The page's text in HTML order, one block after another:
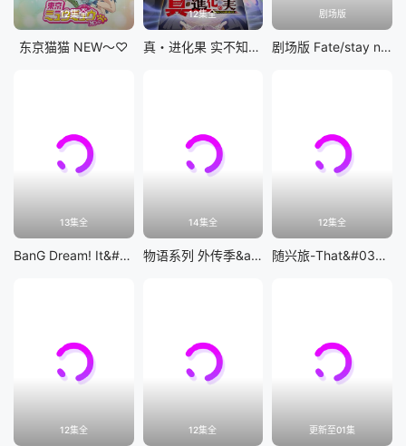
12集全
东京猫猫 NEW～♡
12集全
真・进化果 实不知不觉踏上胜利的人生
剧场版
剧场版 Fate/stay night [Heaven&#039;s Feel] III.spring song
13集全
BanG Dream! It&#039;s MyGO!!!!!
14集全
物语系列 外传季&amp;怪物季
12集全
随兴旅-That&#039;s Journey-
12集全 12集全 更新至01集